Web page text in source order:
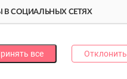
все Отклонить
В СОЦИАЛЬНЫХ СЕТЯХ
за каждую!